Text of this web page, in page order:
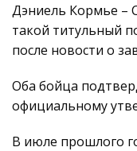
Дэниель Кормье –
такой титульный
после новости о
Оба бойца
официальному
В июле прошлого